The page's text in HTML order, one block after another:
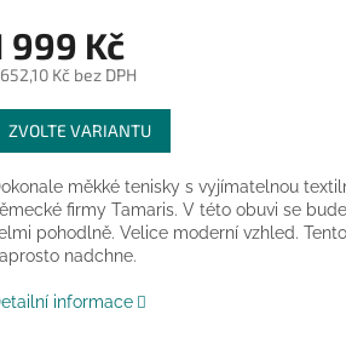
999 Kč
Kč bez DPH
ZVOLTE VARIANTU
měkké tenisky s vyjímatelnou
firmy Tamaris. V této obuvi se
pohodlně. Velice moderní vzhled.
nadchne.
informace